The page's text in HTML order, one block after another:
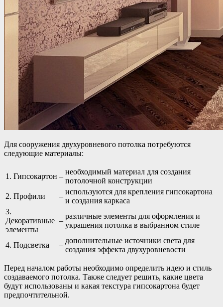
Для сооружения двухуровневого потолка потребуются
следующие материалы:
1. Гипсокартон –
необходимый материал для создания
потолочной конструкции
2. Профили
–
используются для крепления гипсокартона
и создания каркаса
3.
Декоративные
элементы
–
различные элементы для оформления и
украшения потолка в выбранном стиле
4. Подсветка –
дополнительные источники света для
создания эффекта двухуровневости
Перед началом работы необходимо определить идею и стиль
создаваемого потолка. Также следует решить, какие цвета
будут использованы и какая текстура гипсокартона будет
предпочтительной.